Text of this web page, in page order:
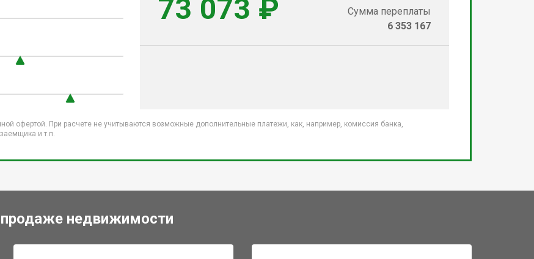
73 073 ₽
Сумма переплаты
6 353 167
офертой. При расчете не учитываются возможные дополнительные платежи, как, например, комиссия банка,
и т.п.
недвижимости